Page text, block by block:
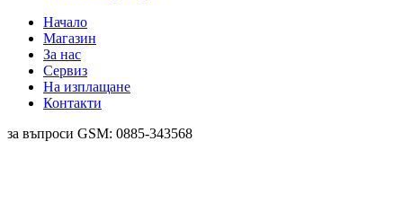
Начало
Магазин
За нас
Сервиз
На изплащане
Контакти
за въпроси GSM: 0885-343568